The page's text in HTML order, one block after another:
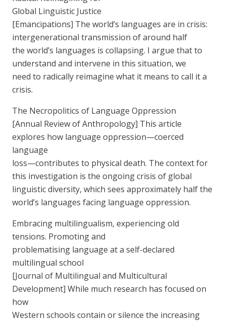
Global Linguistic Justice
[Emancipations] The world’s languages are in crisis:
intergenerational transmission of around half
the world’s languages is collapsing. I argue that to
understand and intervene in this situation, we
need to radically reimagine what it means to call it a
crisis.
The Necropolitics of Language Oppression
[Annual Review of Anthropology] This article
explores how language oppression—coerced
language
loss—contributes to physical death. The context for
this investigation is the ongoing crisis of global
linguistic diversity, which sees approximately half the
world’s languages facing language oppression.
Embracing multilingualism, experiencing old
tensions. Promoting and
problematising language at a self-declared
multilingual school
[Journal of Multilingual and Multicultural
Development] While much research has focused on
how
Western schools contain or silence the increasing